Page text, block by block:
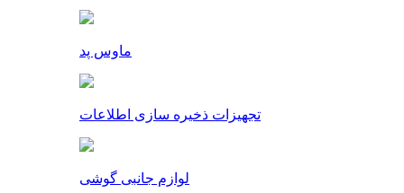
ماوس پد
تجهیزات ذخیره سازی اطلاعات
لوازم جانبی گوشی